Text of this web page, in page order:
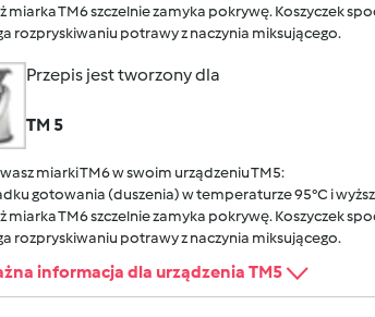
miarka TM6 szczelnie zamyka pokrywę. Koszyczek
rozpryskiwaniu potrawy z naczynia miksującego.
Przepis jest tworzony dla
TM 5
miarki TM6 w swoim urządzeniu TM5:
gotowania (duszenia) w temperaturze 95°C i
miarka TM6 szczelnie zamyka pokrywę. Koszyczek
rozpryskiwaniu potrawy z naczynia miksującego.
informacja dla urządzenia TM5